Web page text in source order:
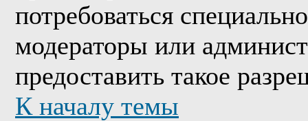
потребоваться
модераторы или
предоставить такое
К началу темы